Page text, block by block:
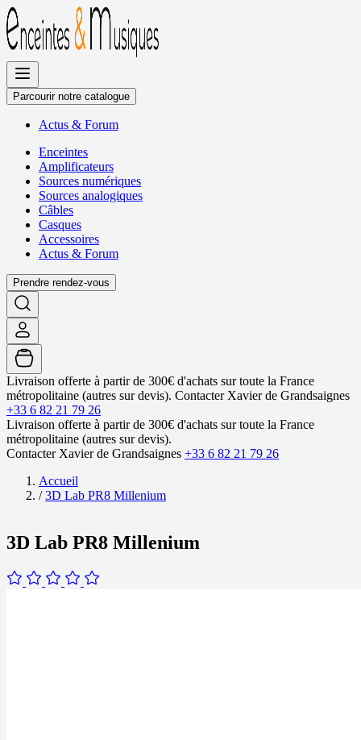
Allez
au
contenu
Parcourir notre catalogue
Actus & Forum
Enceintes
Amplificateurs
Sources numériques
Sources analogiques
Câbles
Casques
Accessoires
Actus & Forum
Prendre rendez-vous
Livraison offerte à partir de 300€ d'achats sur toute la France
métropolitaine (autres sur devis). Contacter Xavier de Grandsaignes
+33 6 82 21 79 26
Livraison offerte à partir de 300€ d'achats sur toute la France
métropolitaine (autres sur devis).
Contacter Xavier de Grandsaignes +33 6 82 21 79 26
Accueil
/ 3D Lab PR8 Millenium
3D Lab PR8 Millenium